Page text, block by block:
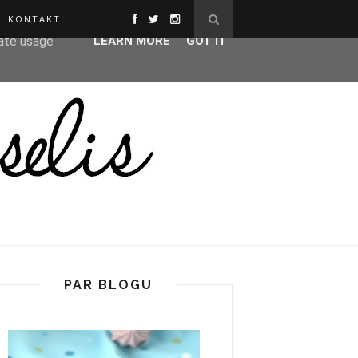
KONTAKTI
PAR BLOGU
agent
usage
LEARN MORE GOT IT